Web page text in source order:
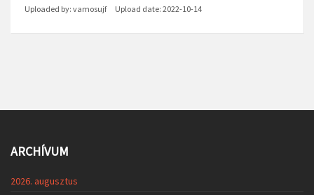
Uploaded by: vamosujf Upload date: 2022-10-14
ARCHÍVUM
2026. augusztus